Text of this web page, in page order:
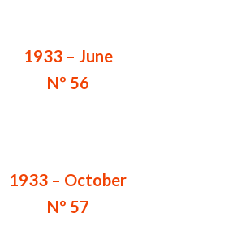
1933 – June
Nº 56
1933 – October
Nº 57